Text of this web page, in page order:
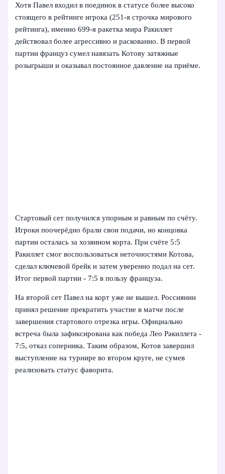
Хотя Павел входил в поединок в статусе более высоко
стоящего в рейтинге игрока (251-я строчка мирового
рейтинга), именно 699-я ракетка мира Ракиллет
действовал более агрессивно и раскованно. В первой
партии француз сумел навязать Котову затяжные
розыгрыши и оказывал постоянное давление на приёме.
Стартовый сет получился упорным и равным по счёту.
Игроки поочерёдно брали свои подачи, но концовка
партии осталась за хозяином корта. При счёте 5:5
Ракиллет смог воспользоваться неточностями Котова,
сделал ключевой брейк и затем уверенно подал на сет.
Итог первой партии - 7:5 в пользу француза.
На второй сет Павел на корт уже не вышел. Россиянин
принял решение прекратить участие в матче после
завершения стартового отрезка игры. Официально
встреча была зафиксирована как победа Лео Ракиллета -
7:5, отказ соперника. Таким образом, Котов завершил
выступление на турнире во втором круге, не сумев
реализовать статус фаворита.